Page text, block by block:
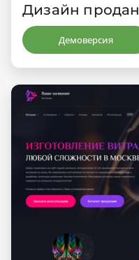
Дизайн продан
Демоверсия